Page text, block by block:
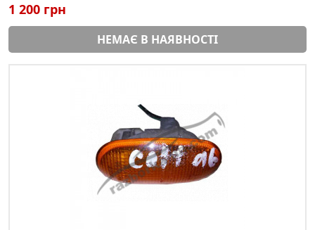
1 200 грн
НЕМАЄ В НАЯВНОСТІ